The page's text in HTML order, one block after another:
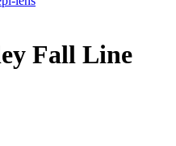
Fall Line